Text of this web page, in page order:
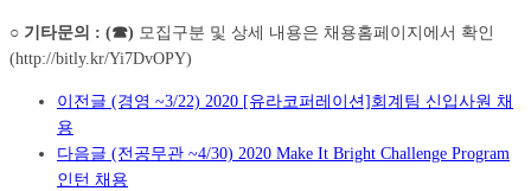
○ 기타문의 : (☎) 모집구분 및 상세 내용은 채용홈페이지에서 확인
(http://bitly.kr/Yi7DvOPY)
이전글 (경영 ~3/22) 2020 [유라코퍼레이션]회계팀 신입사원 채
용
다음글 (전공무관 ~4/30) 2020 Make It Bright Challenge Program
인턴 채용